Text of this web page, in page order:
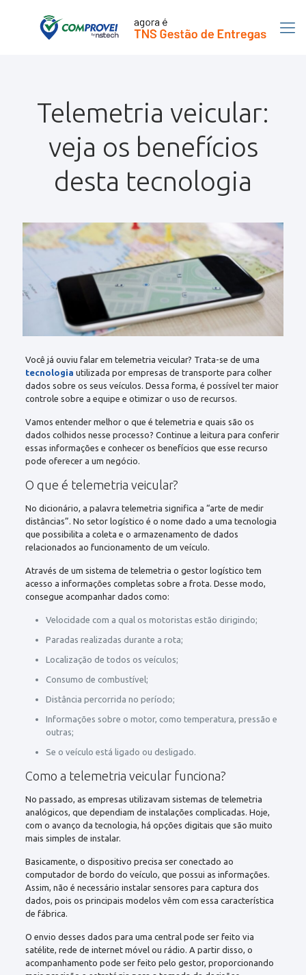
Telemetria veicular:
veja os benefícios
desta tecnologia
Você já ouviu falar em telemetria veicular? Trata-se de uma
tecnologia utilizada por empresas de transporte para colher
dados sobre os seus veículos. Dessa forma, é possível ter maior
controle sobre a equipe e otimizar o uso de recursos.
Vamos entender melhor o que é telemetria e quais são os
dados colhidos nesse processo? Continue a leitura para conferir
essas informações e conhecer os benefícios que esse recurso
pode oferecer a um negócio.
O que é telemetria veicular?
No dicionário, a palavra telemetria significa a “arte de medir
distâncias”. No setor logístico é o nome dado a uma tecnologia
que possibilita a coleta e o armazenamento de dados
relacionados ao funcionamento de um veículo.
Através de um sistema de telemetria o gestor logístico tem
acesso a informações completas sobre a frota. Desse modo,
consegue acompanhar dados como:
Velocidade com a qual os motoristas estão dirigindo;
Paradas realizadas durante a rota;
Localização de todos os veículos;
Consumo de combustível;
Distância percorrida no período;
Informações sobre o motor, como temperatura, pressão e
outras;
Se o veículo está ligado ou desligado.
Como a telemetria veicular funciona?
No passado, as empresas utilizavam sistemas de telemetria
analógicos, que dependiam de instalações complicadas. Hoje,
com o avanço da tecnologia, há opções digitais que são muito
mais simples de instalar.
Basicamente, o dispositivo precisa ser conectado ao
computador de bordo do veículo, que possui as informações.
Assim, não é necessário instalar sensores para captura dos
dados, pois os principais modelos vêm com essa característica
de fábrica.
O envio desses dados para uma central pode ser feito via
satélite, rede de internet móvel ou rádio. A partir disso, o
acompanhamento pode ser feito pelo gestor, proporcionando